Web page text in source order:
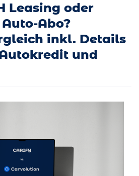
Leasing oder
Abo?
inkl. Details
und